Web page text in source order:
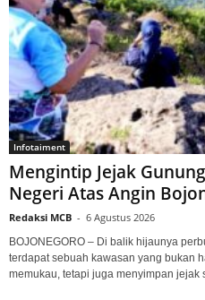
Infotaiment
Mengintip Jejak
Negeri Atas Angin
Redaksi MCB - 6 Agustus 2026
BOJONEGORO – Di balik hijaunya
terdapat sebuah kawasan yang bukan
memukau, tetapi juga menyimpan jejak